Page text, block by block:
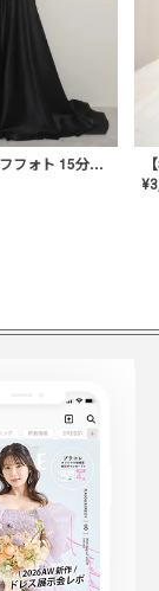
【大阪店】セルフフォト 15分撮り放題プラン
¥